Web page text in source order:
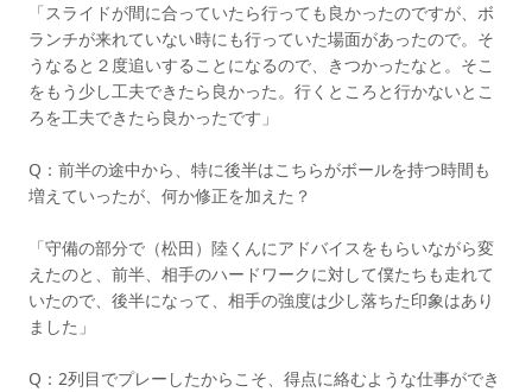
「スライドが間に合っていたら行っても良かったのですが、ボ
ランチが来れていない時にも行っていた場面があったので。そ
うなると２度追いすることになるので、きつかったなと。そこ
をもう少し工夫できたら良かった。行くところと行かないとこ
ろを工夫できたら良かったです」
Q：前半の途中から、特に後半はこちらがボールを持つ時間も
増えていったが、何か修正を加えた？
「守備の部分で（松田）陸くんにアドバイスをもらいながら変
えたのと、前半、相手のハードワークに対して僕たちも走れて
いたので、後半になって、相手の強度は少し落ちた印象はあり
ました」
Q：2列目でプレーしたからこそ、得点に絡むような仕事ができ